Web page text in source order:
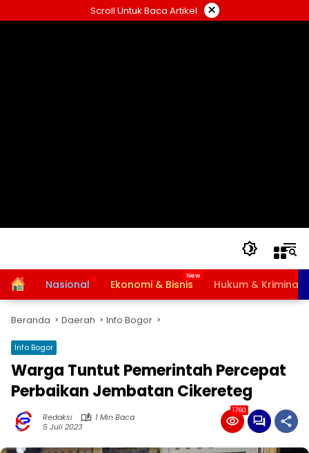
ke
Scroll Untuk Baca Artikel ×
HomeNasional Ekonomi & Bisnis Hukum & Kriminal
Beranda Daerah Info Bogor
Info Bogor
Warga Tuntut Pemerintah Percepat
Perbaikan Jembatan Cikereteg
Redaksi
1 Min Baca
5 Juli 2023
1760